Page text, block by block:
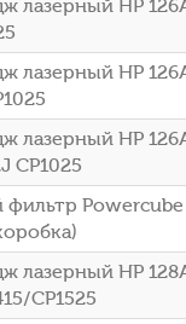
лазерный HP
лазерный HP
лазерный HP
CP1025
фильтр Powercube
лазерный HP
CP1525